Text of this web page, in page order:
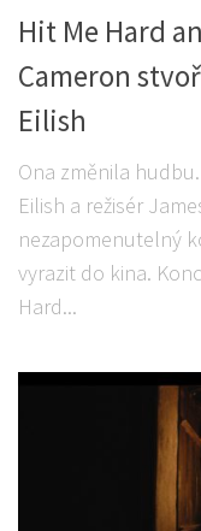
Hit Me Hard
Cameron
Eilish
Ona změnila
Eilish a režisér
nezapomenutelný
vyrazit do kina.
Hard...